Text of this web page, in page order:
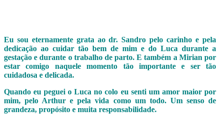
Eu sou eternamente grata ao dr. Sandro pelo carinho e pela
dedicação ao cuidar tão bem de mim e do Luca durante a
gestação e durante o trabalho de parto. E também a Mirian por
estar comigo naquele momento tão importante e ser tão
cuidadosa e delicada.
Quando eu peguei o Luca no colo eu senti um amor maior por
mim, pelo Arthur e pela vida como um todo. Um senso de
grandeza, propósito e muita responsabilidade.